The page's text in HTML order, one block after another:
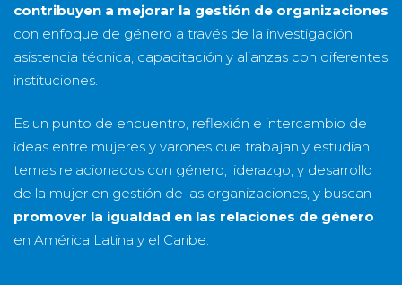
contribuyen a mejorar la gestión de organizaciones
con enfoque de género a través de la investigación,
asistencia técnica, capacitación y alianzas con diferentes
instituciones.
Es un punto de encuentro, reflexión e intercambio de
ideas entre mujeres y varones que trabajan y estudian
temas relacionados con género, liderazgo, y desarrollo
de la mujer en gestión de las organizaciones, y buscan
promover la igualdad en las relaciones de género
en América Latina y el Caribe.